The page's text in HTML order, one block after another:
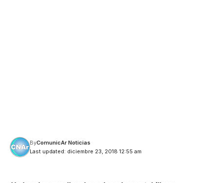
Last updated: diciembre 23, 2018 12:55 am
ByComunicAr Noticias